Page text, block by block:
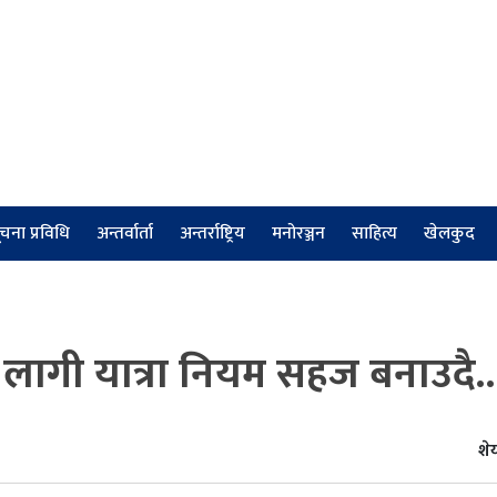
प्रविधि अन्तर्वार्ता अन्तर्राष्ट्रिय मनोरञ्जन साहित्य खेलकुद
यात्रा नियम सहज